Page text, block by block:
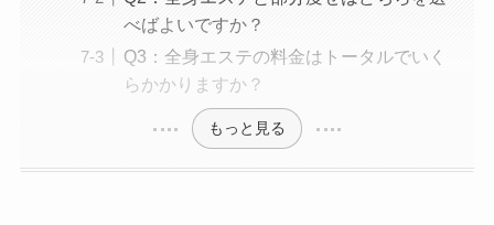
べばよいですか？
Q3：全身エステの料金はトータルでいく
らかかりますか？
もっと見る